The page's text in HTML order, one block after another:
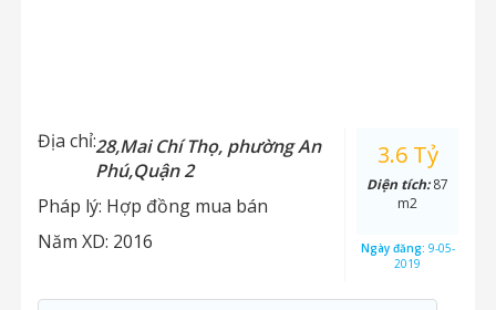
Địa chỉ:28,Mai Chí Thọ, phường An
Phú,Quận 2
Pháp lý: Hợp đồng mua bán
Năm XD: 2016
3.6 Tỷ
Diện tích:87
m2
Ngày đăng: 9-05-
2019